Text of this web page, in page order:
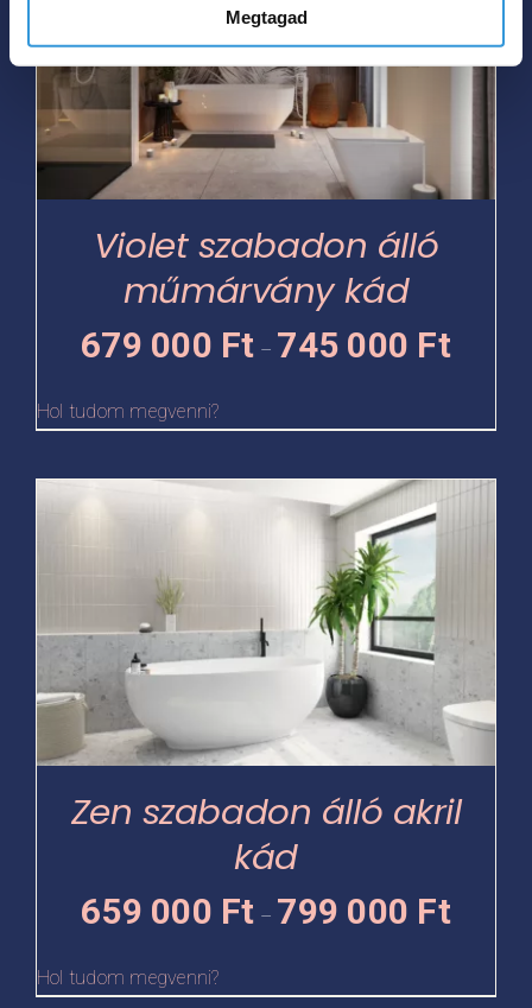
Megtagad
Violet szabadon álló
műmárvány kád
679 000 Ft – 745 000 Ft679
-
000 Ft
Hol tudom megvenni?
variációja
van.
A
változatok
termékoldalon
választhatók
Zen szabadon álló akril
kád
659 000 Ft – 799 000 Ft659
-
Hol tudom megvenni?
variációja
A
változatok
a
választhatók